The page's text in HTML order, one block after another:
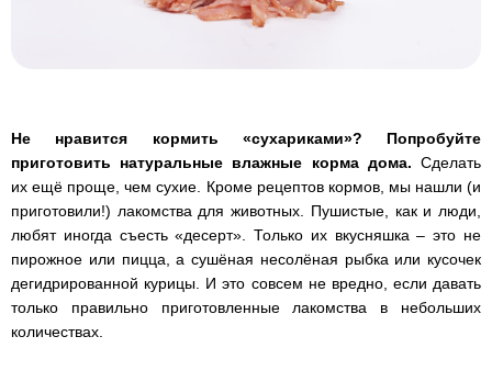
Не нравится кормить «сухариками»? Попробуйте
приготовить натуральные влажные корма дома. Сделать
их ещё проще, чем сухие. Кроме рецептов кормов, мы нашли (и
приготовили!) лакомства для животных. Пушистые, как и люди,
любят иногда съесть «десерт». Только их вкусняшка – это не
пирожное или пицца, а сушёная несолёная рыбка или кусочек
дегидрированной курицы. И это совсем не вредно, если давать
только правильно приготовленные лакомства в небольших
количествах.